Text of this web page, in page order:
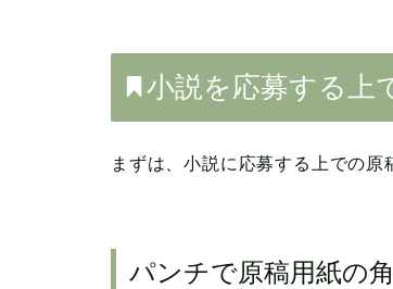
小説を応募する上
まずは、小説に応募する上での原
パンチで原稿用紙の